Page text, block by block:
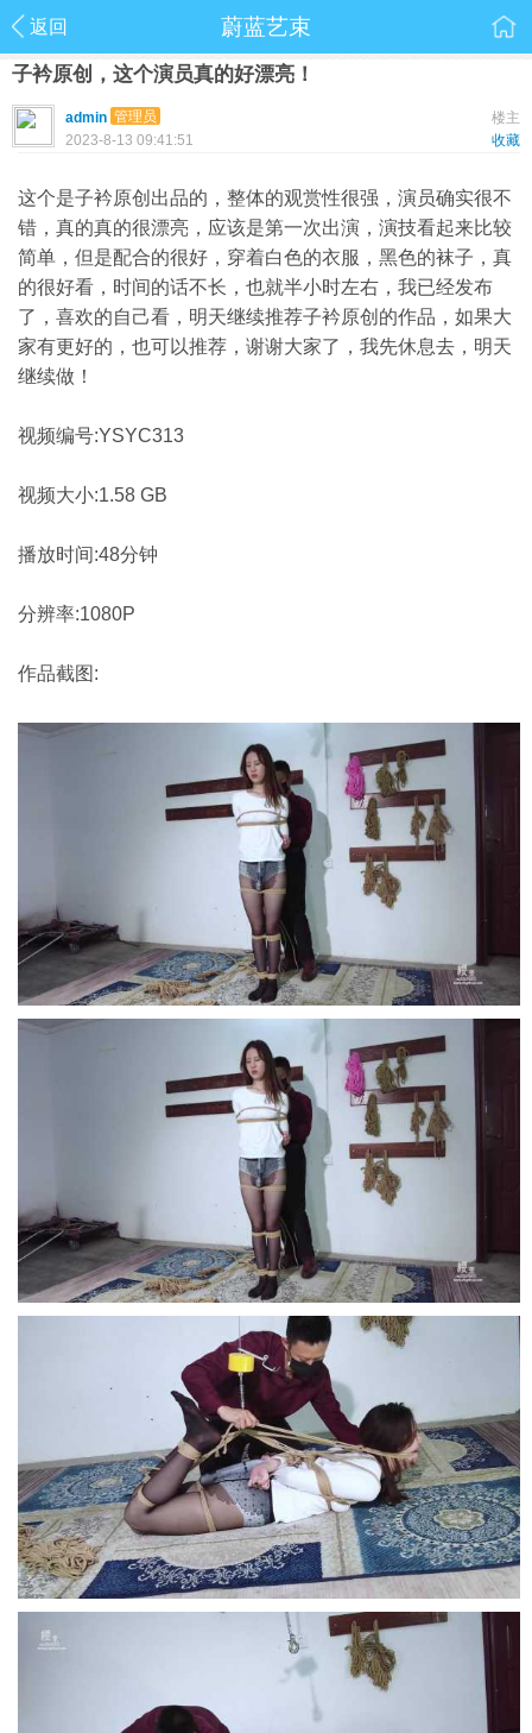
返回 蔚蓝艺束
子衿原创，这个演员真的好漂亮！
楼主
admin 管理员
收藏
2023-8-13 09:41:51
这个是子衿原创出品的，整体的观赏性很强，演员确实很不
错，真的真的很漂亮，应该是第一次出演，演技看起来比较
简单，但是配合的很好，穿着白色的衣服，黑色的袜子，真
的很好看，时间的话不长，也就半小时左右，我已经发布
了，喜欢的自己看，明天继续推荐子衿原创的作品，如果大
家有更好的，也可以推荐，谢谢大家了，我先休息去，明天
继续做！
视频编号:YSYC313
视频大小:1.58 GB
播放时间:48分钟
分辨率:1080P
作品截图: